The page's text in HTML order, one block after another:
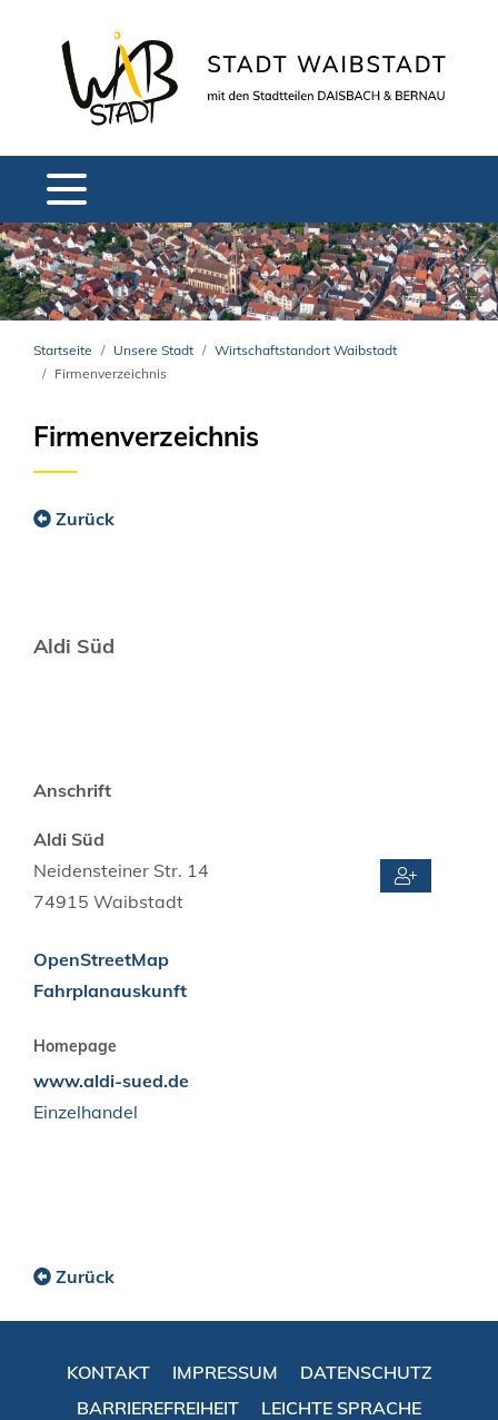
Startseite Unsere Stadt
Wirtschaftstandort Waibstadt
Firmenverzeichnis
Firmenverzeichnis
Zurück
Aldi Süd
Anschrift
Aldi Süd
Neidensteiner Str. 14
74915 Waibstadt
OpenStreetMap
Fahrplanauskunft
Homepage
www.aldi-sued.de
Einzelhandel
Zurück
KONTAKT IMPRESSUM
DATENSCHUTZ
BARRIEREFREIHEIT
LEICHTE SPRACHE